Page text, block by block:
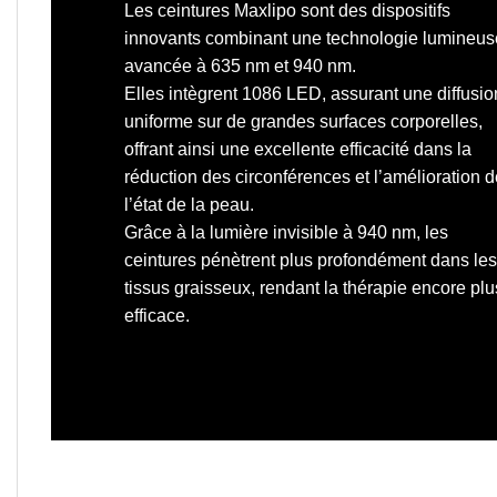
Les ceintures Maxlipo sont des dispositifs
innovants combinant une technologie
avancée à 635 nm et940 nm.
Elles intègrent 1086 LED, assurant une
uniforme sur de grandes surfaces corporelles,
offrant ainsi une excellente efficacité dans la
réduction des circonférences et l’amélioration
l’état de la peau.
Grâce à la lumière invisible à 940 nm, les
ceintures pénètrent plus profondément dans les
tissus graisseux, rendant la thérapie encore
efficace.